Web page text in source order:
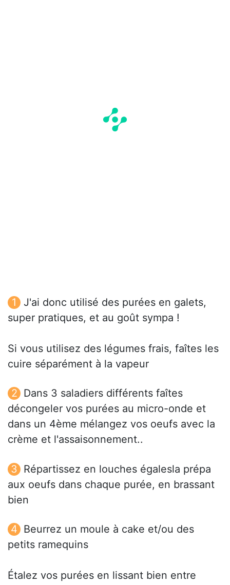
J'ai donc utilisé des purées en galets,
super pratiques, et au goût sympa !
Si vous utilisez des légumes frais, faîtes les
cuire séparément à la vapeur
Dans 3 saladiers différents faîtes
décongeler vos purées au micro-onde et
dans un 4ème mélangez vos oeufs avec la
crème et l'assaisonnement..
Répartissez en louches égalesla prépa
aux oeufs dans chaque purée, en brassant
bien
Beurrez un moule à cake et/ou des
petits ramequins
Étalez vos purées en lissant bien entre